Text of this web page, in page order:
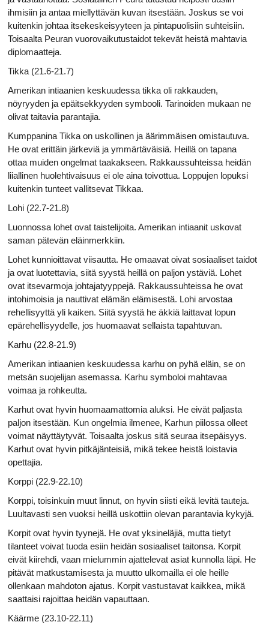
ihmisiin ja antaa miellyttävän kuvan itsestään. Joskus se voi
kuitenkin johtaa itsekeskeisyyteen ja pintapuolisiin suhteisiin.
Toisaalta Peuran vuorovaikutustaidot tekevät heistä mahtavia
diplomaatteja.
Tikka (21.6-21.7)
Amerikan intiaanien keskuudessa tikka oli rakkauden,
nöyryyden ja epäitsekkyyden symbooli. Tarinoiden mukaan ne
olivat taitavia parantajia.
Kumppanina Tikka on uskollinen ja äärimmäisen omistautuva.
He ovat erittäin järkeviä ja ymmärtäväisiä. Heillä on tapana
ottaa muiden ongelmat taakakseen. Rakkaussuhteissa heidän
liiallinen huolehtivaisuus ei ole aina toivottua. Loppujen lopuksi
kuitenkin tunteet vallitsevat Tikkaa.
Lohi (22.7-21.8)
Luonnossa lohet ovat taistelijoita. Amerikan intiaanit uskovat
saman pätevän eläinmerkkiin.
Lohet kunnioittavat viisautta. He omaavat oivat sosiaaliset taidot
ja ovat luotettavia, siitä syystä heillä on paljon ystäviä. Lohet
ovat itsevarmoja johtajatyyppejä. Rakkaussuhteissa he ovat
intohimoisia ja nauttivat elämän elämisestä. Lohi arvostaa
rehellisyyttä yli kaiken. Siitä syystä he äkkiä laittavat lopun
epärehellisyydelle, jos huomaavat sellaista tapahtuvan.
Karhu (22.8-21.9)
Amerikan intiaanien keskuudessa karhu on pyhä eläin, se on
metsän suojelijan asemassa. Karhu symboloi mahtavaa
voimaa ja rohkeutta.
Karhut ovat hyvin huomaamattomia aluksi. He eivät paljasta
paljon itsestään. Kun ongelmia ilmenee, Karhun piilossa olleet
voimat näyttäytyvät. Toisaalta joskus sitä seuraa itsepäisyys.
Karhut ovat hyvin pitkäjänteisiä, mikä tekee heistä loistavia
opettajia.
Korppi (22.9-22.10)
Korppi, toisinkuin muut linnut, on hyvin siisti eikä levitä tauteja.
Luultavasti sen vuoksi heillä uskottiin olevan parantavia kykyjä.
Korpit ovat hyvin tyynejä. He ovat yksineläjiä, mutta tietyt
tilanteet voivat tuoda esiin heidän sosiaaliset taitonsa. Korpit
eivät kiirehdi, vaan mielummin ajattelevat asiat kunnolla läpi. He
pitävät matkustamisesta ja muutto ulkomailla ei ole heille
ollenkaan mahdoton ajatus. Korpit vastustavat kaikkea, mikä
saattaisi rajoittaa heidän vapauttaan.
Käärme (23.10-22.11)